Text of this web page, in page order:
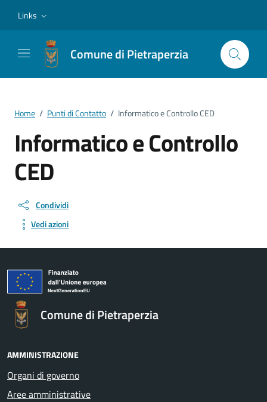
Links
Comune di Pietraperzia
Home / Punti di Contatto / Informatico e Controllo CED
Informatico e Controllo
CED
Condividi
Vedi azioni
Comune di Pietraperzia
AMMINISTRAZIONE
Organi di governo
Aree amministrative